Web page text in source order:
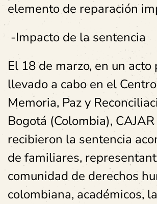
elemento de reparación
-Impacto de la sentencia
El 18 de marzo, en un acto
llevado a cabo en el
Memoria, Paz y
Bogotá (Colombia), CAJAR
recibieron la sentencia
de familiares,
comunidad de derechos
colombiana, académicos,